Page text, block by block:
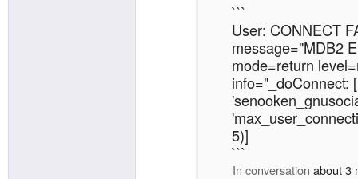
```
User: CONNECT
message="MDB2
mode=return
info="_doConnect:
5)]
```
In conversation about 3